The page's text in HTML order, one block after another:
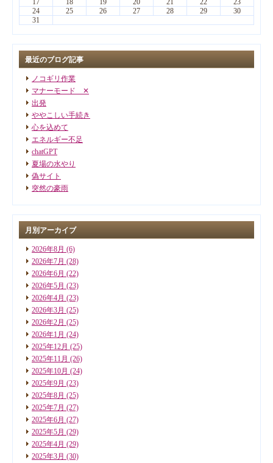
24
25 26 27 28 29
30
31
最近のブログ記事
ノコギリ作業
マナーモード ✕
出発
ややこしい手続き
心を込めて
エネルギー不足
chatGPT
夏場の水やり
偽サイト
突然の豪雨
月別アーカイブ
2026年8月 (6)
2026年7月 (28)
2026年6月 (22)
2026年5月 (23)
2026年4月 (23)
2026年3月 (25)
2026年2月 (25)
2026年1月 (24)
2025年12月 (25)
2025年11月 (26)
2025年10月 (24)
2025年9月 (23)
2025年8月 (25)
2025年7月 (27)
2025年6月 (27)
2025年5月 (29)
2025年4月 (29)
2025年3月 (30)